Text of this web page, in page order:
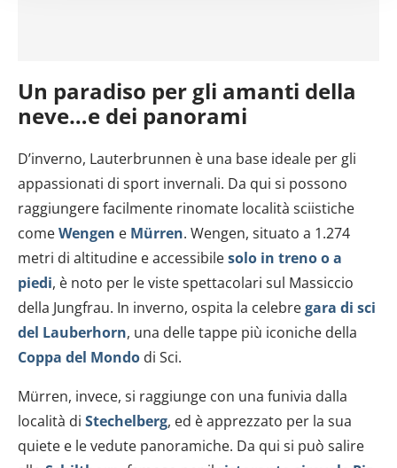
dalla Dichiarazione sui cookie.
annunci, per fornire funzionalità dei social media e per
analizzare il nostro traffico. Condividiamo inoltre
informazioni sul modo in cui utilizzi il nostro sito con i
pubblicità e social media, i quali potrebbero combinarle
con altre informazioni che hai fornito loro o che hanno
raccolto dal tuo utilizzo dei loro servizi.
Un paradiso per gli amanti della
neve…e dei panorami
D’inverno, Lauterbrunnen è una base ideale per gli
appassionati di sport invernali. Da qui si possono
raggiungere facilmente rinomate località sciistiche
comeWengen e Mürren. Wengen, situato a 1.274
metri di altitudine e accessibilesolo in treno o a
piedi, è noto per le viste spettacolari sul Massiccio
della Jungfrau. In inverno, ospita la celebregara di sci
del Lauberhorn, una delle tappe più iconiche della
Coppa del Mondo di Sci.
Mürren, invece, si raggiunge con una funivia dalla
località di Stechelberg, ed è apprezzato per la sua
quiete e le vedute panoramiche. Da qui si può salire